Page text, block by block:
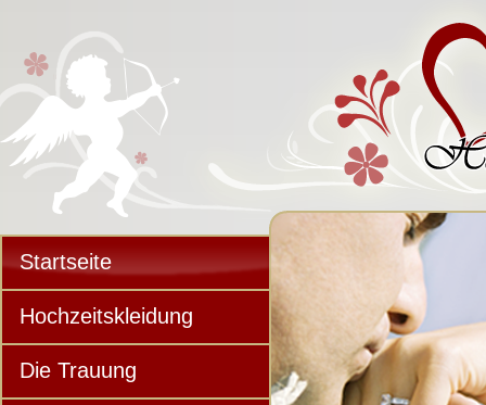
Startseite
Hochzeitskleidung
Die Trauung